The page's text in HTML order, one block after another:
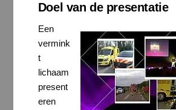
Doel van de presentatie
Een
vermink
t
lichaam
present
eren